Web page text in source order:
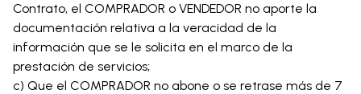
Contrato, el COMPRADOR o VENDEDOR no aporte la
documentación relativa a la veracidad de la
información que se le solicita en el marco de la
prestación de servicios;
c) Que el COMPRADOR no abone o se retrase más de 7